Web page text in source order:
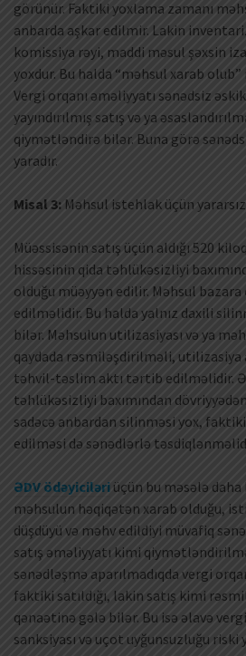
görünür. Faktiki yoxlama zamanı
anbarda aşkar edilmir. Lakin
komissiya rəyi, maddi məsul şəxsin
yoxdur. Bu halda “məhsul xarab
Vergi orqanı əməliyyatı sənədsiz
yayındırılmış satış və ya
qiymətləndirə bilər. Buna görə
yaradır.
Misal 3: Məhsul istehlak üçün
Müəssisənin satış üçün aldığı 520
hissəsinin qida təhlükəsizliyi
olduğu müəyyən edilir. Məhsul bazara
edilməlidir. Bu halda yalnız daxili
bilər. Məhsulun utilizasiyası və ya
qaydada rəsmiləşdirilməli, utilizasiya
təhvil-təslim aktı tərtib edilməlidir.
təhlükəsizliyi baxımından
sadəcə anbardan silinməsi yox,
edilməsi də sənədlərlə
ƏDV ödəyiciləri üçün bu məsələ daha
məhsulun həqiqətən xarab olduğu,
düşdüyü və məhv edildiyi müvafiq
satış əməliyyatı kimi
sənədləşmə aparılmadıqda vergi
faktiki satıldığı, lakin satış kimi
qənaətinə gələ bilər. Bu isə əlavə
sanksiyası və uçot uyğunsuzluğu riski